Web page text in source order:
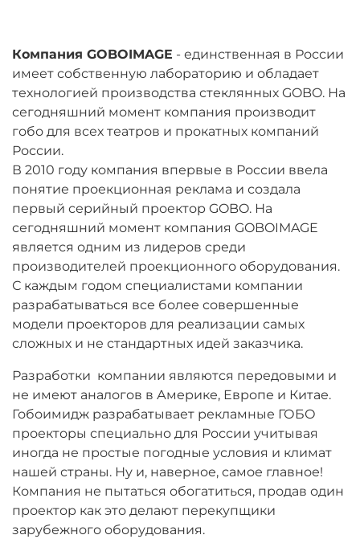
Компания GOBOIMAGE - единственная в России
имеет собственную лабораторию и обладает
технологией производства стеклянных GOBO. На
сегодняшний момент компания производит
гобо для всех театров и прокатных компаний
России.
В 2010 году компания впервые в России ввела
понятие проекционная реклама и создала
первый серийный проектор GOBO. На
сегодняшний момент компания GOBOIMAGE
является одним из лидеров среди
производителей проекционного оборудования.
С каждым годом специалистами компании
разрабатываться все более совершенные
модели проекторов для реализации самых
сложных и не стандартных идей заказчика.
Разработки компании являются передовыми и
не имеют аналогов в Америке, Европе и Китае.
Гобоимидж разрабатывает рекламные ГОБО
проекторы специально для России учитывая
иногда не простые погодные условия и климат
нашей страны. Ну и, наверное, самое главное!
Компания не пытаться обогатиться, продав один
проектор как это делают перекупщики
зарубежного оборудования.